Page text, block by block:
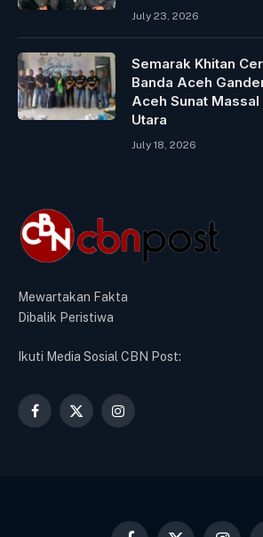
July 23, 2026
Semarak Khitan
Banda Aceh
Aceh Sunat
Utara
July 18, 2026
Mewartakan Fakta
Dibalik Peristiwa
Ikuti Media Sosial CBN Post:
Facebook
X
Instagram